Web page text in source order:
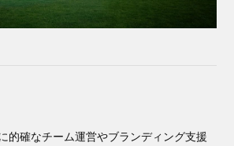
的確なチーム運営やブランディング⽀援